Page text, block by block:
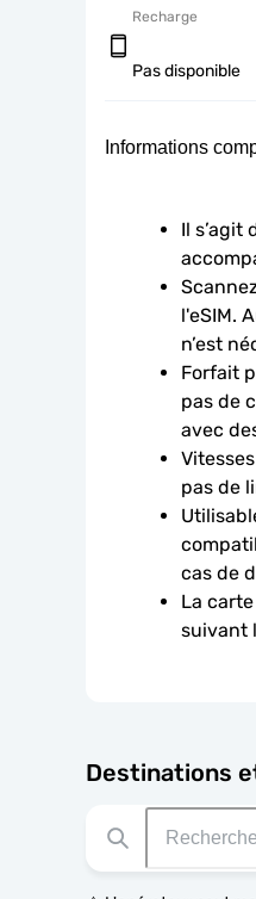
Recharge
Pas disponible
Informations
Il s’agit
l'eSIM.
n’est
Forfait
pas de
avec
pas de
cas de
La
suivant
Destinations